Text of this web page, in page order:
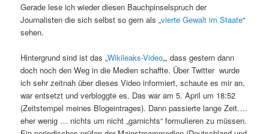
Gerade lese ich wieder diesen Bauchpinselspruch der
Journalisten die sich selbst so gern als „vierte Gewalt im Staate“
sehen.
Hintergrund sind ist das „Wikileaks-Video„, dass gestern dann
doch noch den Weg in die Medien schaffte. Über Twitter wurde
ich sehr zeitnah über dieses Video informiert, schaute es mir an,
war entsetzt und verbloggte es. Das war am 5. April um 18:52
(Zeitstempel meines Blogeintrages). Dann passierte lange Zeit….
eher wenig … nichts um nicht „garnichts“ formulieren zu müssen.